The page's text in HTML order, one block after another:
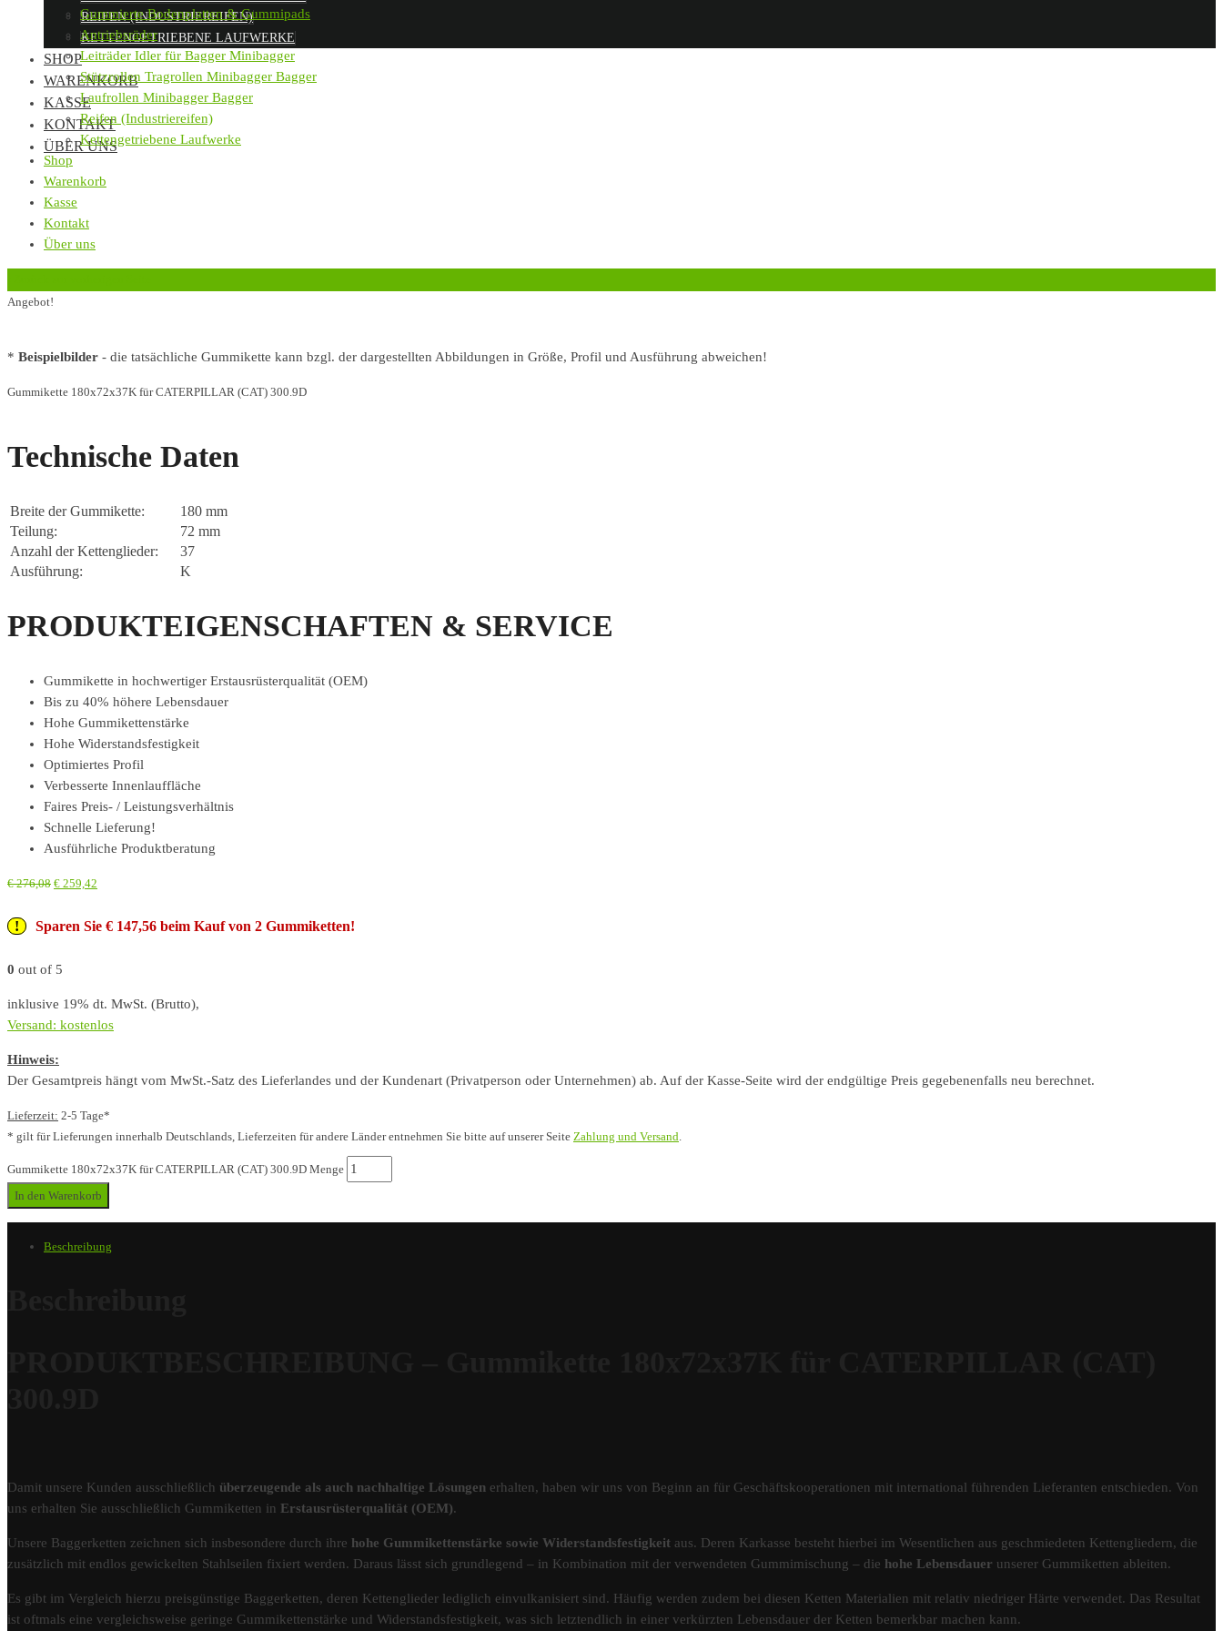
REIFEN (INDUSTRIEREIFEN)
KETTENGETRIEBENE LAUFWERKE
SHOP
WARENKORB
KASSE
KONTAKT
ÜBER UNS
Gummierte Bodenplatten & Gummipads
Antriebsräder
Leiträder Idler für Bagger Minibagger
Stützrollen Tragrollen Minibagger Bagger
Laufrollen Minibagger Bagger
Reifen (Industriereifen)
Kettengetriebene Laufwerke
Shop
Warenkorb
Kasse
Kontakt
Über uns
Angebot!
* Beispielbilder - die tatsächliche Gummikette kann bzgl. der dargestellten Abbildungen in Größe, Profil und Ausführung abweichen!
Gummikette 180x72x37K für CATERPILLAR (CAT) 300.9D
Technische Daten
Breite der Gummikette:
180 mm
Teilung:
72 mm
Anzahl der Kettenglieder:
37
Ausführung:
K
PRODUKTEIGENSCHAFTEN & SERVICE
Gummikette in hochwertiger Erstausrüsterqualität (OEM)
Bis zu 40% höhere Lebensdauer
Hohe Gummikettenstärke
Hohe Widerstandsfestigkeit
Optimiertes Profil
Verbesserte Innenlauffläche
Faires Preis- / Leistungsverhältnis
Schnelle Lieferung!
Ausführliche Produktberatung
€276,08 € 259,42
Sparen Sie € 147,56 beim Kauf von 2 Gummiketten!
0 out of 5
inklusive 19% dt. MwSt. (Brutto),
Versand: kostenlos
Hinweis:
Der Gesamtpreis hängt vom MwSt.-Satz des Lieferlandes und der Kundenart (Privatperson oder Unternehmen) ab. Auf der Kasse-Seite wird der endgültige Preis gegebenenfalls neu berechnet.
Lieferzeit: 2-5 Tage*
* gilt für Lieferungen innerhalb Deutschlands, Lieferzeiten für andere Länder entnehmen Sie bitte auf unserer Seite Zahlung und Versand
Gummikette 180x72x37K für CATERPILLAR (CAT) 300.9D Menge
In den Warenkorb
Beschreibung
Damit unsere Kunden ausschließlich überzeugende als auch nachhaltige Lösungen erhalten, haben wir uns von Beginn an für Geschäftskooperationen mit international führenden Lieferanten entschieden. Von
uns erhalten Sie ausschließlich Gummiketten in Erstausrüsterqualität (OEM).
Unsere Baggerketten zeichnen sich insbesondere durch ihre hohe Gummikettenstärke sowie Widerstandsfestigkeit aus. Deren Karkasse besteht hierbei im Wesentlichen aus geschmiedeten Kettengliedern, die
zusätzlich mit endlos gewickelten Stahlseilen fixiert werden. Daraus lässt sich grundlegend – in Kombination mit der verwendeten Gummimischung – die hohe Lebensdauer unserer Gummiketten ableiten.
Es gibt im Vergleich hierzu preisgünstige Baggerketten, deren Kettenglieder lediglich einvulkanisiert sind. Häufig werden zudem bei diesen Ketten Materialien mit relativ niedriger Härte verwendet. Das Resultat
ist oftmals eine vergleichsweise geringe Gummikettenstärke und Widerstandsfestigkeit, was sich letztendlich in einer verkürzten Lebensdauer der Ketten bemerkbar machen kann.